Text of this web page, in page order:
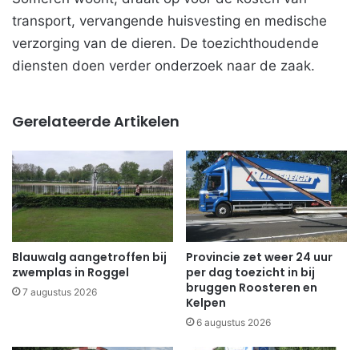
transport, vervangende huisvesting en medische
verzorging van de dieren. De toezichthoudende
diensten doen verder onderzoek naar de zaak.
Gerelateerde Artikelen
Blauwalg aangetroffen bij
zwemplas in Roggel
7 augustus 2026
Provincie zet weer 24 uur
per dag toezicht in bij
bruggen Roosteren en
Kelpen
6 augustus 2026